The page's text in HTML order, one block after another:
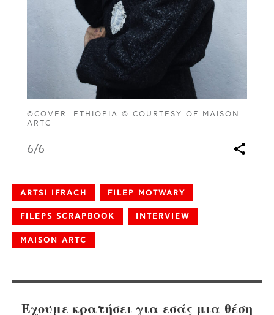
©COVER: ETHIOPIA © COURTESY OF MAISON
ARTC
6/6
ARTSI IFRACH FILEP MOTWARY
FILEPS SCRAPBOOK INTERVIEW
MAISON ARTC
Έχουμε κρατήσει για εσάς μια θέση